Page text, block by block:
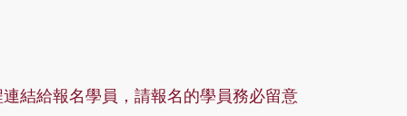
結給報名學員，請報名的學員務必留意